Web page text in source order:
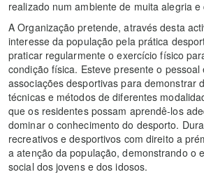
realizado num ambiente de muita alegria
A Organização pretende, através desta
interesse da população pela prática
praticar regularmente o exercício físico
condição física. Esteve presente o pessoal
associações desportivas para demonstrar
técnicas e métodos de diferentes
que os residentes possam aprendê-los
dominar o conhecimento do desporto.
recreativos e desportivos com direito a
a atenção da população, demonstrando o
social dos jovens e dos idosos.